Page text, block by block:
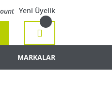
Yeni Üyelik
MARKALAR